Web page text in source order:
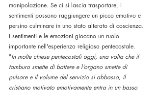
manipolazione. Se ci si lascia trasportare, i
sentimenti possono raggiungere un picco emotivo e
persino culminare in uno stato alterato di coscienza.
I sentimenti e le emozioni giocano un ruolo
importante nell'esperienza religiosa pentecostale.
"In molte chiese pentecostali oggi, una volta che il
tamburo smette di battere e l'organo smette di
pulsare e il volume del servizio si abbassa, il
cristiano motivato emotivamente entra in un basso